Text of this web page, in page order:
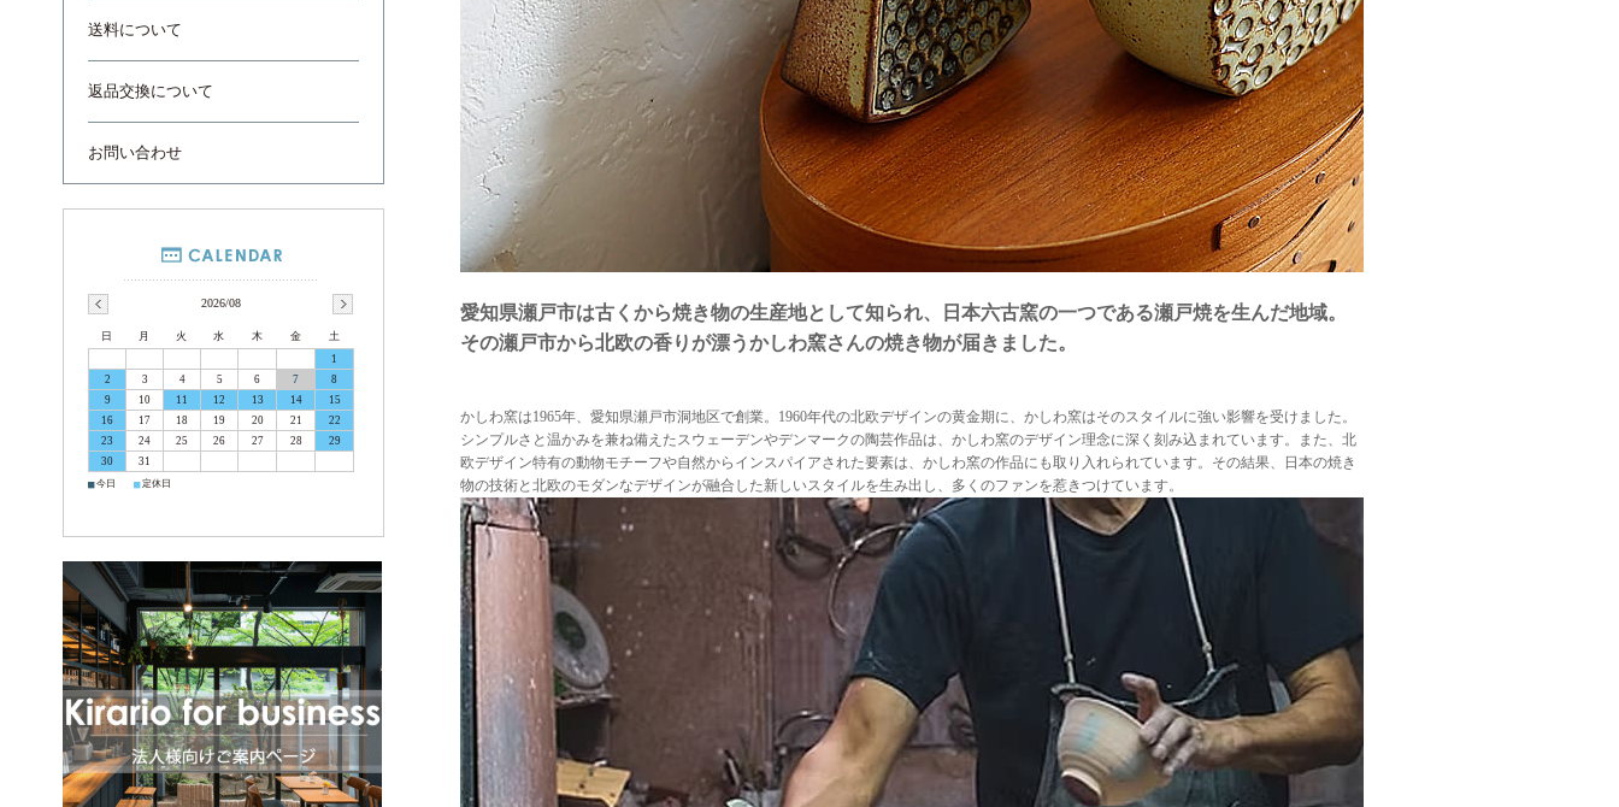
愛知県瀬戸市は古くから焼き物の生産地として知られ、日本六古窯の一つである瀬戸焼を生んだ地域。
その瀬戸市から北欧の香りが漂うかしわ窯さんの焼き物が届きました。
かしわ窯は1965年、愛知県瀬戸市洞地区で創業。1960年代の北欧デザインの黄金期に、かしわ窯はそのスタイルに強い影響を受けました。
シンプルさと温かみを兼ね備えたスウェーデンやデンマークの陶芸作品は、かしわ窯のデザイン理念に深く刻み込まれています。また、北
欧デザイン特有の動物モチーフや自然からインスパイアされた要素は、かしわ窯の作品にも取り入れられています。その結果、日本の焼き
物の技術と北欧のモダンなデザインが融合した新しいスタイルを生み出し、多くのファンを惹きつけています。
送料について
返品交換について
お問い合わせ
2026/08
日 月 火 水 木 金
土
1
2
3 4 5 6 7
8
9
10 11 12 13 14
15
16
17 18 19 20 21
22
23
24 25 26 27 28
29
30
31
■ 今日 ■ 定休日